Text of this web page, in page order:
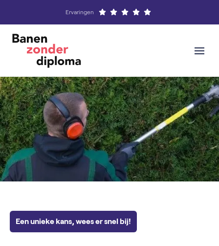
Ervaringen
Een unieke kans, wees er snel bij!